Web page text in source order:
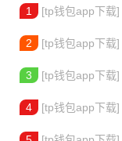
1 [tp钱包app下载]
2 [tp钱包app下载]
3 [tp钱包app下载]
4 [tp钱包app下载]